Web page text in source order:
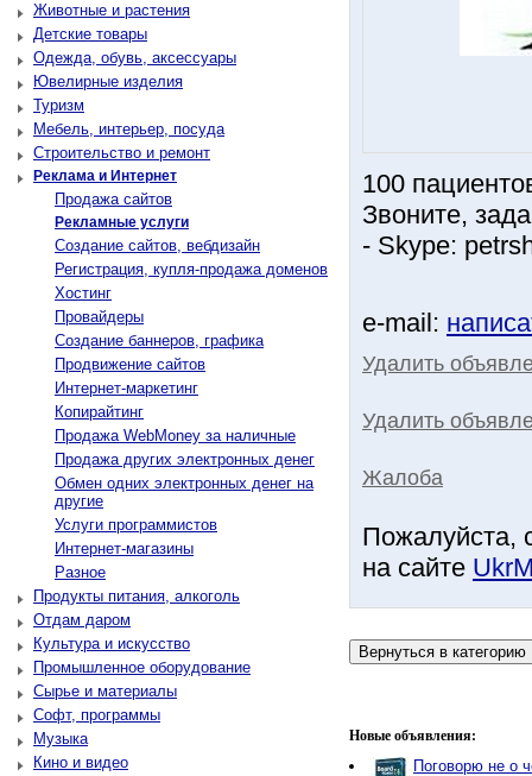
Животные и растения
Детские товары
Одежда, обувь, аксессуары
Ювелирные изделия
Туризм
Мебель, интерьер, посуда
Строительство и ремонт
Реклама и Интернет
Продажа сайтов
Рекламные услуги
Создание сайтов, вебдизайн
Регистрация, купля-продажа доменов
Хостинг
Провайдеры
Создание баннеров, графика
Продвижение сайтов
Интернет-маркетинг
Копирайтинг
Продажа WebMoney за наличные
Продажа других электронных денег
Обмен одних электронных денег на
другие
Услуги программистов
Интернет-магазины
Разное
Продукты питания, алкоголь
Отдам даром
Культура и искусство
Промышленное оборудование
Сырье и материалы
Софт, программы
Музыка
Кино и видео
100
Звоните,
- Skype:
e-mail:
Удалить
Удалить
Жалоба
Пожалуйста,
на сайте
Новые объявления:
Поговорю не о